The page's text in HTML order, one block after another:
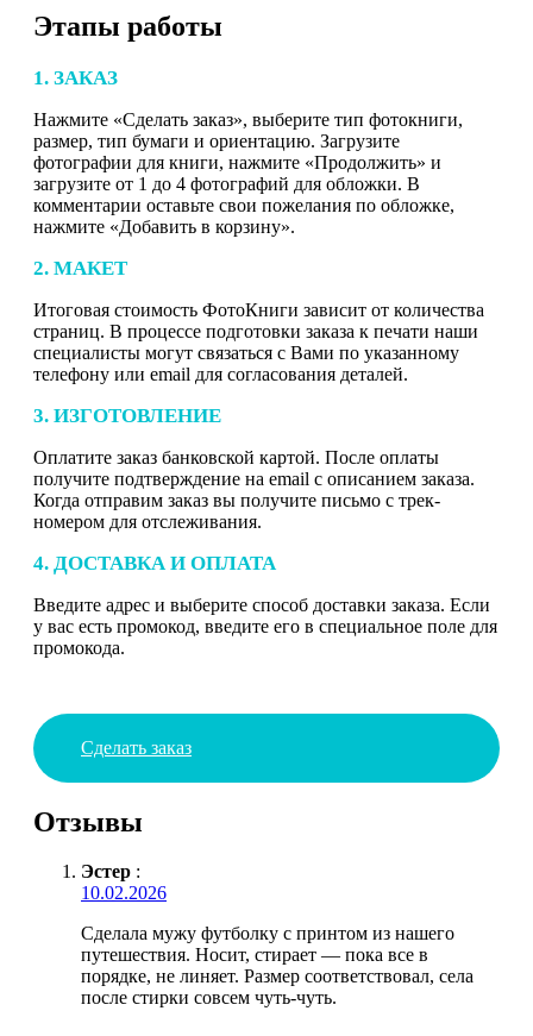
Этапы работы
1. ЗАКАЗ
Нажмите «Сделать заказ», выберите тип фотокниги,
размер, тип бумаги и ориентацию. Загрузите
фотографии для книги, нажмите «Продолжить» и
загрузите от 1 до 4 фотографий для обложки. В
комментарии оставьте свои пожелания по обложке,
нажмите «Добавить в корзину».
2. МАКЕТ
Итоговая стоимость ФотоКниги зависит от количества
страниц. В процессе подготовки заказа к печати наши
специалисты могут связаться с Вами по указанному
телефону или email для согласования деталей.
3. ИЗГОТОВЛЕНИЕ
Оплатите заказ банковской картой. После оплаты
получите подтверждение на email с описанием заказа.
Когда отправим заказ вы получите письмо с трек-
номером для отслеживания.
4. ДОСТАВКА И ОПЛАТА
Введите адрес и выберите способ доставки заказа. Если
у вас есть промокод, введите его в специальное поле для
промокода.
Сделать заказ
Отзывы
Эстер :
10.02.2026
Сделала мужу футболку с принтом из нашего
путешествия. Носит, стирает — пока все в
порядке, не линяет. Размер соответствовал, села
после стирки совсем чуть-чуть.